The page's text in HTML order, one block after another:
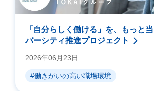
「自分らしく働ける」を、もっと
バーシティ推進プロジェクト
2026年06月23日
#働きがいの高い職場環境